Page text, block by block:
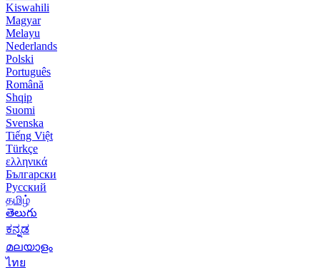
Kiswahili
Magyar
Melayu
Nederlands
Polski
Português
Română
Shqip
Suomi
Svenska
Tiếng Việt
Türkçe
ελληνικά
Български
Русский
தமிழ்
తెలుగు
ಕನ್ನಡ
മലയാളം
ไทย